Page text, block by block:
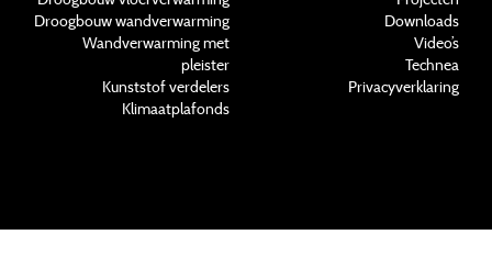
Droogbouw wandverwarming
Wandverwarming met
pleister
Kunststof verdelers
Klimaatplafonds
Downloads
Video’s
Technea
Privacyverklaring